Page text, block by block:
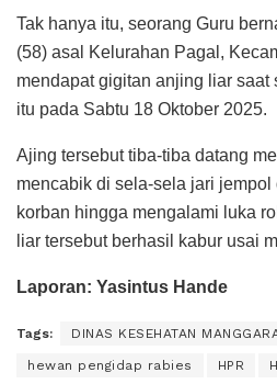
Tak hanya itu, seorang Guru
(58) asal Kelurahan Pagal,
mendapat gigitan anjing liar
itu pada Sabtu 18 Oktober 2025.
Ajing tersebut tiba-tiba datang
mencabik di sela-sela jari
korban hingga mengalami luka
liar tersebut berhasil kabur usai
Laporan: Yasintus Hande
Tags: DINAS KESEHATAN
hewan pengidap rabies HPR